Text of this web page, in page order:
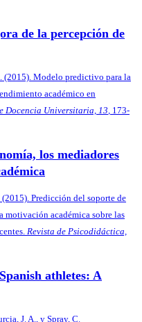
de la percepción de
(2015). Modelo predictivo para la
académico en
Docencia Universitaria, 13, 173-
los mediadores
Predicción del soporte de
motivación académica sobre las
Revista de Psicodidáctica,
athletes: A
J. A., y Spray, C.